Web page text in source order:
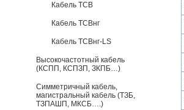
Кабель ТСВ
Кабель ТСВнг
Кабель ТСВнг-LS
Высокочастотный кабель
(КСПП, КСПЗП, ЗКПБ…)
Симметричный кабель,
магистральный кабель (ТЗБ,
ТЗПАШП, МКСБ….)